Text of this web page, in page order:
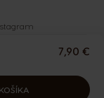
7,90 €